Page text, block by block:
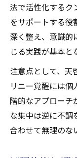
法で活性化するク
をサポートする役
深く整え、意識的
じる実践が基本と
注意点として、天
リニー覚醒には
階的なアプローチ
な集中は逆に不調
合わせて無理のな